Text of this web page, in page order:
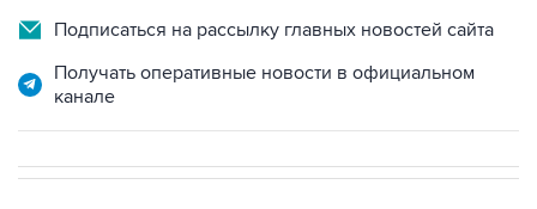
Подписаться на рассылку главных новостей сайта
Получать оперативные новости в официальном
канале